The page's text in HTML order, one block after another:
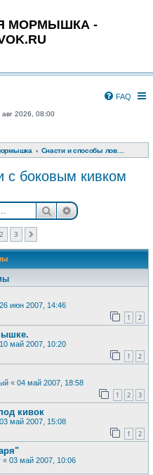
МОРМЫШКА -
FAQ
2026, 08:00
Снасти и способы ловли с боковым кивком
с боковым кивком
ПоискРасширенный
2 3
26 июн 2007, 14:46
1 2
10 май 2007, 10:20
1 2
« 04 май 2007, 18:58
1 2 3
кивок
03 май 2007, 15:08
1 2
« 03 май 2007, 10:06